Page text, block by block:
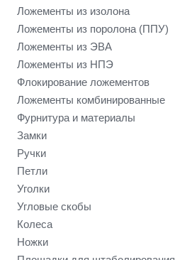
Ложементы из изолона
Ложементы из поролона (ППУ)
Ложементы из ЭВА
Ложементы из НПЭ
Флокирование ложементов
Ложементы комбинированные
Фурнитура и материалы
Замки
Ручки
Петли
Уголки
Угловые скобы
Колеса
Ножки